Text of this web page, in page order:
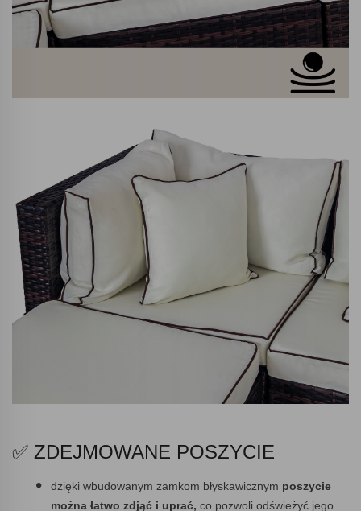
✅ ZDEJMOWANE POSZYCIE
dzięki wbudowanym zamkom błyskawicznym poszycie
można łatwo zdjąć i uprać, co pozwoli odświeżyć jego